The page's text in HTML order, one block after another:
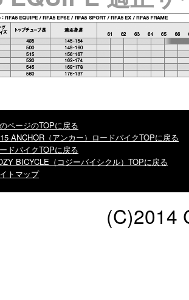
ページのTOPに戻る
ANCHOR（アンカー）ロードバイクTOPに戻る
ドバイクTOPに戻る
BICYCLE（コジーバイシクル）TOPに戻る
トマップ
(C)2014